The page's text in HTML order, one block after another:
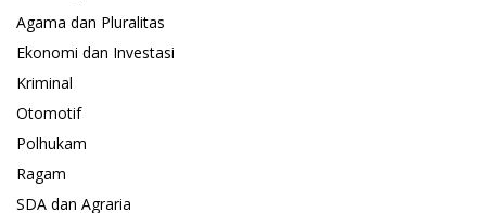
Agama dan Pluralitas
Ekonomi dan Investasi
Kriminal
Otomotif
Polhukam
Ragam
SDA dan Agraria